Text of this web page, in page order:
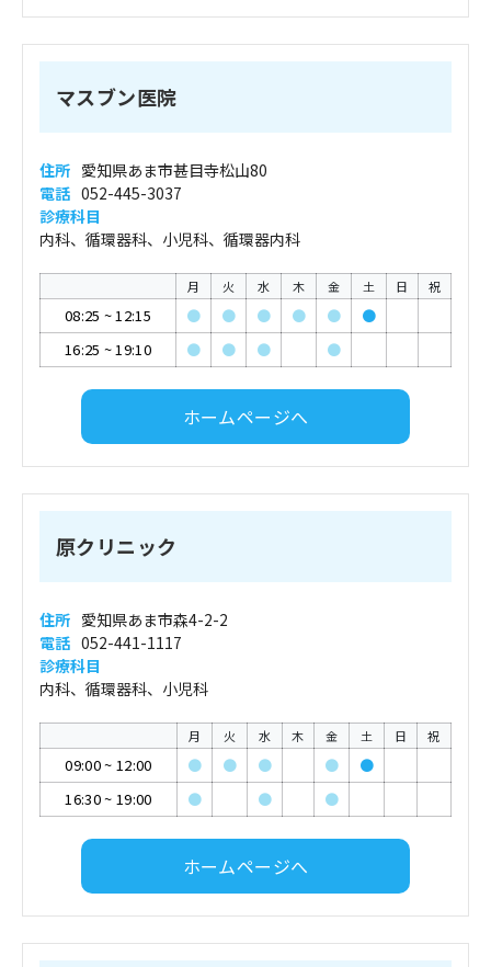
マスブン医院
住所 愛知県あま市甚目寺松山80
電話 052-445-3037
診療科目
内科、循環器科、小児科、循環器内科
月 火 水 木 金 土 日 祝
08:25 ~12:15 ● ● ● ● ●
●
16:25 ~19:10 ● ● ● ●
ホームページへ
原クリニック
住所 愛知県あま市森4-2-2
電話 052-441-1117
診療科目
内科、循環器科、小児科
月 火 水 木 金 土 日 祝
09:00~ 12:00 ● ● ● ●
●
16:30~ 19:00 ● ● ●
ホームページへ